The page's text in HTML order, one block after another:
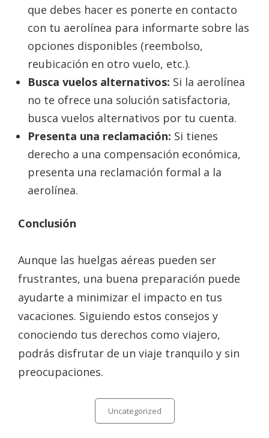
que debes hacer es ponerte en contacto
con tu aerolínea para informarte sobre las
opciones disponibles (reembolso,
reubicación en otro vuelo, etc.).
Busca vuelos alternativos: Si la aerolínea
no te ofrece una solución satisfactoria,
busca vuelos alternativos por tu cuenta.
Presenta una reclamación: Si tienes
derecho a una compensación económica,
presenta una reclamación formal a la
aerolínea.
Conclusión
Aunque las huelgas aéreas pueden ser
frustrantes, una buena preparación puede
ayudarte a minimizar el impacto en tus
vacaciones. Siguiendo estos consejos y
conociendo tus derechos como viajero,
podrás disfrutar de un viaje tranquilo y sin
preocupaciones.
Uncategorized